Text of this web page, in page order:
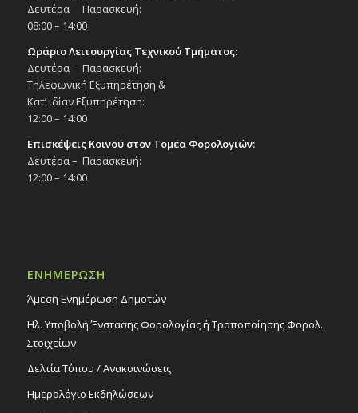
Δευτέρα – Παρασκευή:
08:00 – 14:00
Ωράριο Λειτουργίας Τεχνικού Τμήματος:
Δευτέρα – Παρασκευή:
Τηλεφωνική Εξυπηρέτηση &
Κατ’ ιδίαν Εξυπηρέτηση:
12:00 – 14:00
Επισκέψεις Κοινού στον Τομέα Φορολογιών:
Δευτέρα – Παρασκευή:
12:00 – 14:00
ΕΝΗΜΕΡΩΣΗ
Άμεση Ενημέρωση Δημοτών
Ηλ. Υποβολή Ένστασης Φορολογίας ή Τροποποίησης Φορολ.
Στοιχείων
Δελτία Τύπου / Ανακοινώσεις
Ημερολόγιο Εκδηλώσεων